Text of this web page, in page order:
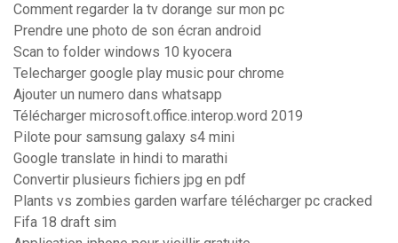
Comment regarder la tv dorange sur mon pc
Prendre une photo de son écran android
Scan to folder windows 10 kyocera
Telecharger google play music pour chrome
Ajouter un numero dans whatsapp
Télécharger microsoft.office.interop.word 2019
Pilote pour samsung galaxy s4 mini
Google translate in hindi to marathi
Convertir plusieurs fichiers jpg en pdf
Plants vs zombies garden warfare télécharger pc cracked
Fifa 18 draft sim